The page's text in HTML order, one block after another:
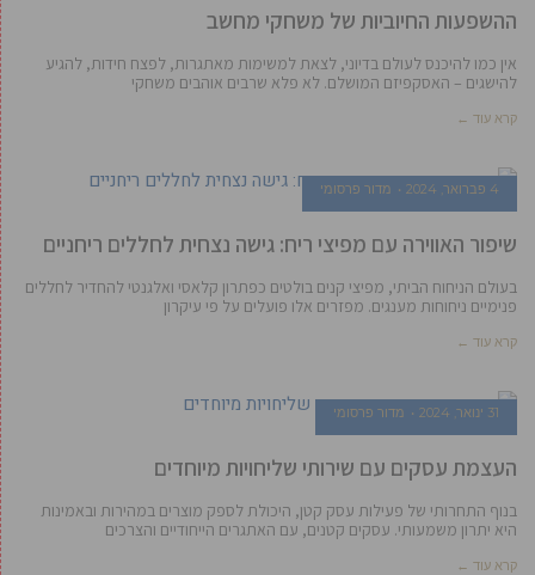
ההשפעות החיוביות של משחקי מחשב
אין כמו להיכנס לעולם בדיוני, לצאת למשימות מאתגרות, לפצח חידות, להגיע
להישגים – האסקפיזם המושלם. לא פלא שרבים אוהבים משחקי
קרא עוד ←
4 פברואר, 2024 מדור פרסומי
שיפור האווירה עם מפיצי ריח: גישה נצחית לחללים ריחניים
בעולם הניחוח הביתי, מפיצי קנים בולטים כפתרון קלאסי ואלגנטי להחדיר לחללים
פנימיים ניחוחות מענגים. מפזרים אלו פועלים על פי עיקרון
קרא עוד ←
31 ינואר, 2024 מדור פרסומי
העצמת עסקים עם שירותי שליחויות מיוחדים
בנוף התחרותי של פעילות עסק קטן, היכולת לספק מוצרים במהירות ובאמינות
היא יתרון משמעותי. עסקים קטנים, עם האתגרים הייחודיים והצרכים
קרא עוד ←